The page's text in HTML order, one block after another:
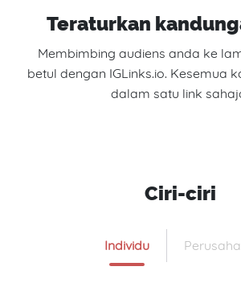
Teraturkan
Membimbing audiens anda ke
betul dengan IGLinks.io. Kesemua
dalam satu link
Ciri-ciri
Individu